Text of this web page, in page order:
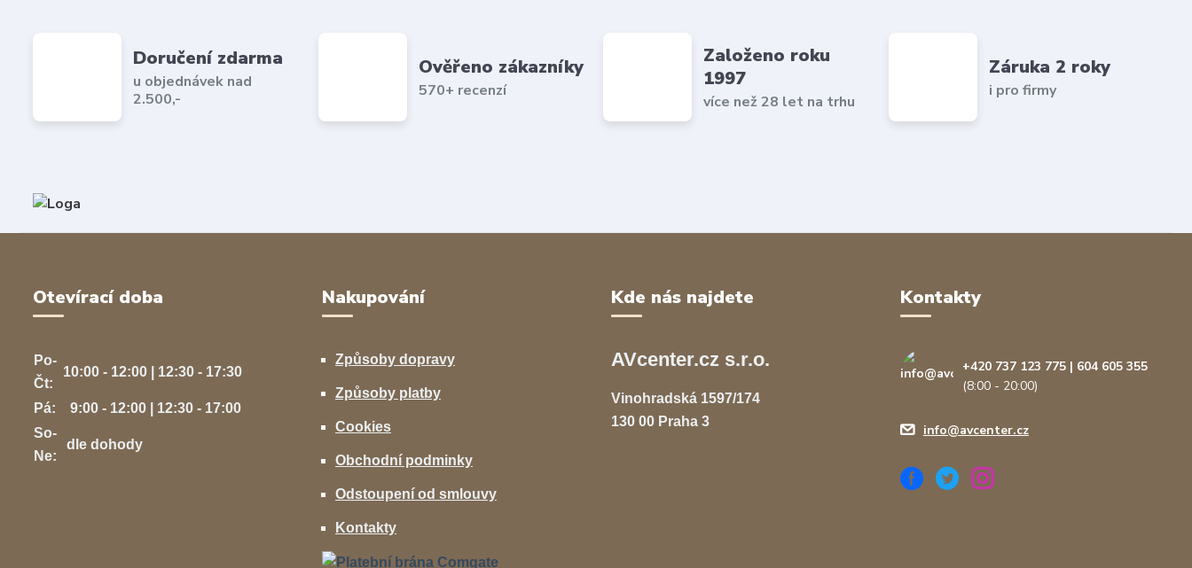
Doručení zdarma
u objednávek nad
2.500,-
Ověřeno zákazníky
570+ recenzí
Založeno roku
1997
více než 28 let na trhu
Záruka 2 roky
i pro firmy
Otevírací doba
Po-
Čt:
10:00 - 12:00 | 12:30 - 17:30
Pá:
9:00 - 12:00 | 12:30 - 17:00
So-
Ne:
dle dohody
Nakupování
Způsoby dopravy
Způsoby platby
Cookies
Obchodní podminky
Odstoupení od smlouvy
Kontakty
Kde nás najdete
AVcenter.cz s.r.o.
Vinohradská 1597/174
130 00 Praha 3
Kontakty
+420 737 123 775 | 604 605 355
(8:00 - 20:00)
info@avcenter.cz